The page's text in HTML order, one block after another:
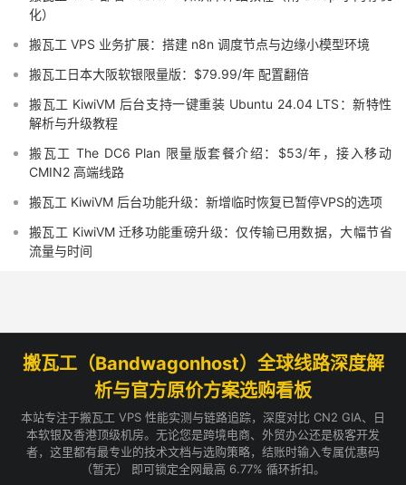
化）
搬瓦工 VPS 业务扩展：搭建 n8n 调度节点与边缘小模型环境
搬瓦工日本大阪软银限量版：$79.99/年 配置翻倍
搬瓦工 KiwiVM 后台支持一键重装 Ubuntu 24.04 LTS：新特性
解析与升级教程
搬瓦工 The DC6 Plan 限量版套餐介绍：$53/年，接入移动
CMIN2 高端线路
搬瓦工 KiwiVM 后台功能升级：新增临时恢复已暂停VPS的选项
搬瓦工 KiwiVM 迁移功能重磅升级：仅传输已用数据，大幅节省
流量与时间
搬瓦工（Bandwagonhost）全球线路深度解
析与官方原价方案选购看板
本站专注于搬瓦工 VPS 性能实测与链路追踪，深度对比 CN2 GIA、日
本软银及香港顶级机房。无论您是跨境电商、外贸办公还是极客开发
者，这里都有最专业的技术文档与选购策略，结账时输入专属优惠码
（暂无） 即可锁定全网最高 6.77% 循环折扣。